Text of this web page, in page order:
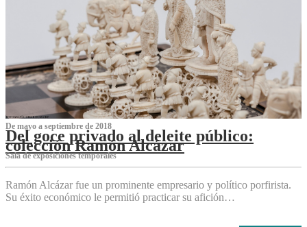
De mayo a septiembre de 2018
Del goce privado al deleite público:
colección Ramón Alcázar
Sala de exposiciones temporales
Ramón Alcázar fue un prominente empresario y político porfirista.
Su éxito económico le permitió practicar su afición…